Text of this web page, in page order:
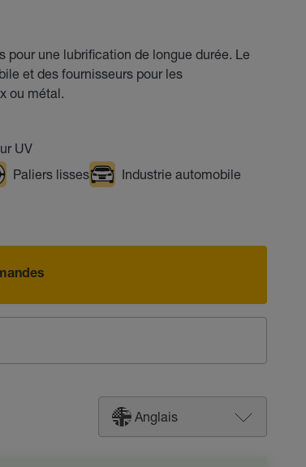
une lubrification de longue durée. Le
et des fournisseurs pour les
ou métal.
UV
Paliers lisses
Industrie automobile
Anglais